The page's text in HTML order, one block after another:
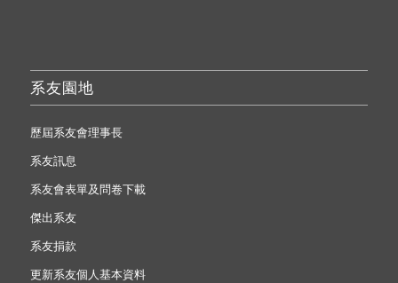
系友園地
歷屆系友會理事長
系友訊息
系友會表單及問卷下載
傑出系友
系友捐款
更新系友個人基本資料